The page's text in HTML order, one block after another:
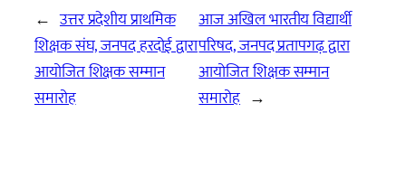
← उत्तर प्रदेशीय प्राथमिक
शिक्षक संघ, जनपद हरदोई द्वारा
आयोजित शिक्षक सम्मान
समारोह
आज अखिल भारतीय विद्यार्थी
परिषद, जनपद प्रतापगढ़ द्वारा
आयोजित शिक्षक सम्मान
समारोह →